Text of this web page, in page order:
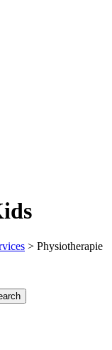
> Physiotherapie